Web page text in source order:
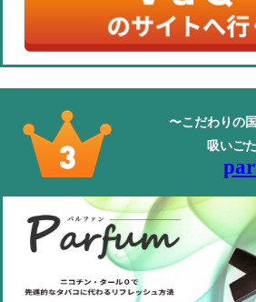
〜こだわりの
吸いご